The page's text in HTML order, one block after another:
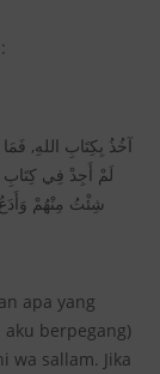
آخُذُ بِكِتَابِ اللهِ,
لَمْ أَجِدْ فِي كِتَابِ
شِئْتُ مِنْهُمْ
apa yang
berpegang)
wa sallam. Jika